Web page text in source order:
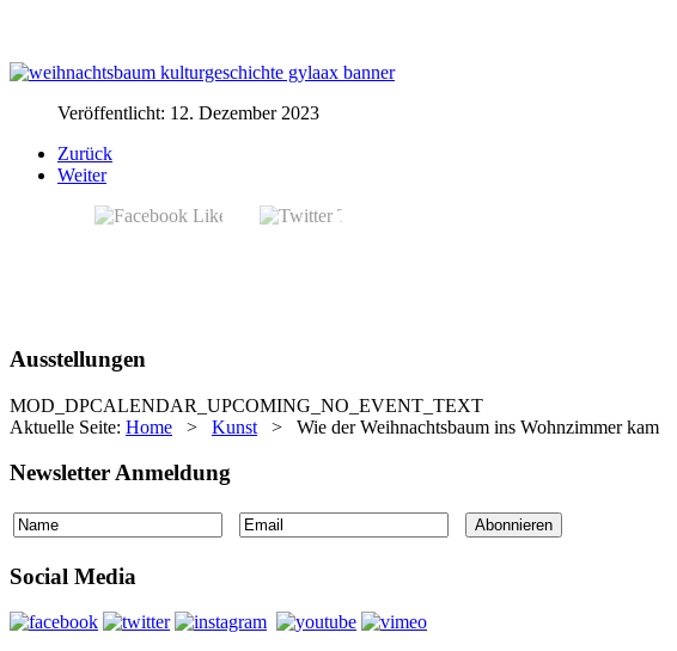
Veröffentlicht: 12. Dezember 2023
Zurück
Weiter
Ausstellungen
MOD_DPCALENDAR_UPCOMING_NO_EVENT_TEXT
Aktuelle Seite: Home > Kunst > Wie der Weihnachtsbaum ins Wohnzimmer kam
Newsletter Anmeldung
Social Media